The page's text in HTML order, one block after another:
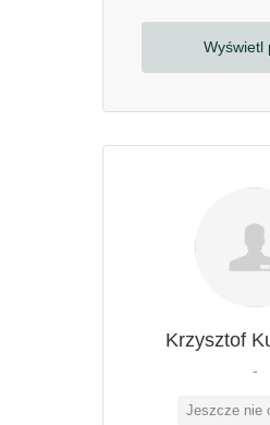
Wyświetl
Krzysztof
-
Jeszcze nie